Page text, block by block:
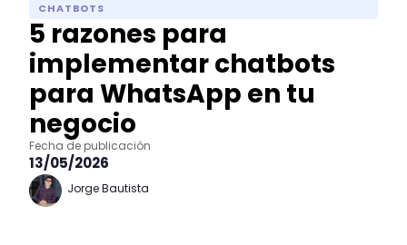
CHATBOTS
5 razones para
implementar chatbots
para WhatsApp en tu
negocio
Fecha de publicación
13/05/2026
Jorge Bautista